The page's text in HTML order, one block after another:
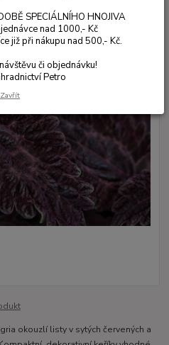
okouzlí listy v sytých červených a
SPECIÁLNÍHO HNOJIVA
nad 1000,- Kč
již při nákupu nad 500,- Kč.
či objednávku!
Petro
Zavřít